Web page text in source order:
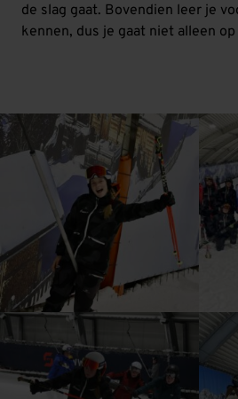
de slag gaat. Bovendien leer je
kennen, dus je gaat niet alleen op